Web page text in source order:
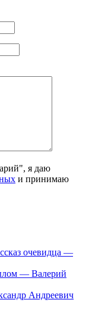
я даю
и принимаю
очевидца —
— Валерий
Андреевич